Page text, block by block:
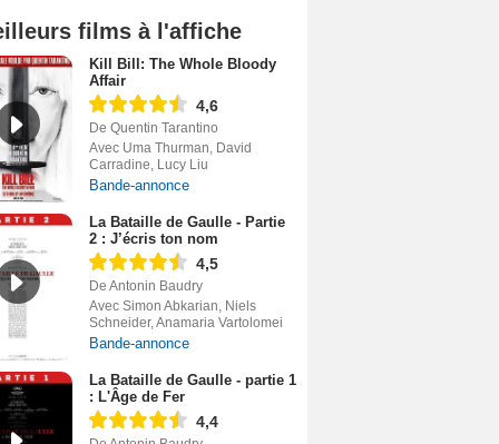
films à l'affiche
Kill Bill: The Whole Bloody
Affair
4,6
De Quentin Tarantino
Avec Uma Thurman, David
Carradine, Lucy Liu
Bande-annonce
La Bataille de Gaulle - Partie
2 : J’écris ton nom
4,5
De Antonin Baudry
Avec Simon Abkarian, Niels
Schneider, Anamaria Vartolomei
Bande-annonce
La Bataille de Gaulle - partie 1
: L'Âge de Fer
4,4